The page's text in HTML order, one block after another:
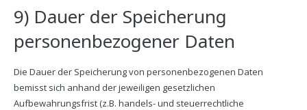
9) Dauer der Speicherung
personenbezogener Daten
Die Dauer der Speicherung von personenbezogenen Daten
bemisst sich anhand der jeweiligen gesetzlichen
Aufbewahrungsfrist (z.B. handels- und steuerrechtliche